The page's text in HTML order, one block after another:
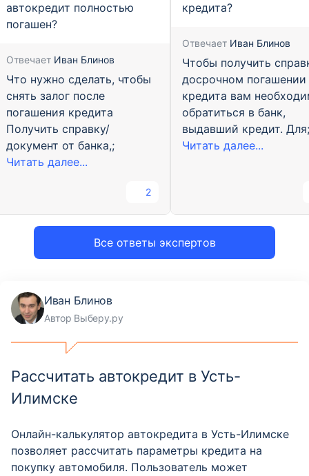
Все ответы экспертов
автокредит полностью
погашен?
Отвечает Иван Блинов
Что нужно сделать, чтобы
снять залог после
погашения кредита
Получить справку/
документ от банка,;
Читать далее...
2
кредита?
Отвечает Иван Блинов
Чтобы получить
досрочном погашении
кредита вам
обратиться в банк,
выдавший кредит. Для;
Читать далее...
Иван Блинов
Автор Выберу.ру
Рассчитать автокредит в Усть-
Илимске
Онлайн-калькулятор автокредита в Усть-Илимске
позволяет рассчитать параметры кредита на
покупку автомобиля. Пользователь может